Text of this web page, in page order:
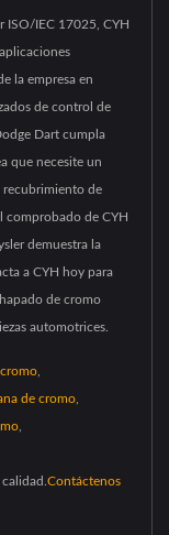
ISO/IEC 17025, CYH
la empresa en
de control de
Dart cumpla
que necesite un
recubrimiento de
comprobado de CYH
demuestra la
a CYH hoy para
de cromo
automotrices.
de cromo
Contáctenos